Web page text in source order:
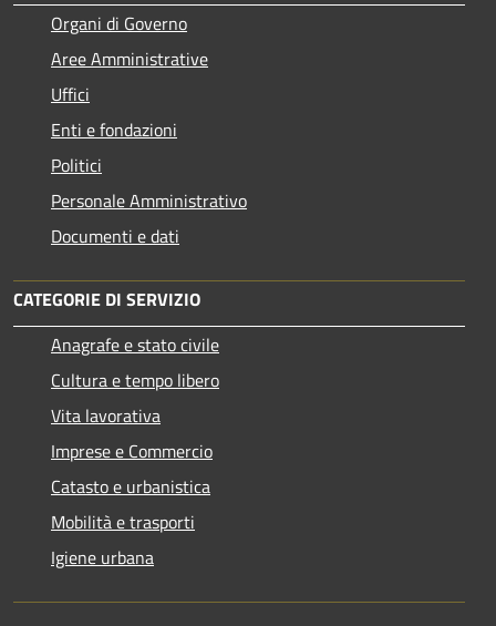
Organi di Governo
Aree Amministrative
Uffici
Enti e fondazioni
Politici
Personale Amministrativo
Documenti e dati
CATEGORIE DI SERVIZIO
Anagrafe e stato civile
Cultura e tempo libero
Vita lavorativa
Imprese e Commercio
Catasto e urbanistica
Mobilità e trasporti
Igiene urbana